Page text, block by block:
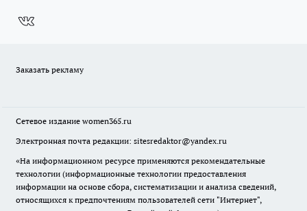
Заказать рекламу
Сетевое издание women365.ru
Электронная почта редакции: sitesredaktor@yandex.ru
«На информационном ресурсе применяются рекомендательные
технологии (информационные технологии предоставления
информации на основе сбора, систематизации и анализа сведений,
относящихся к предпочтениям пользователей сети "Интернет",